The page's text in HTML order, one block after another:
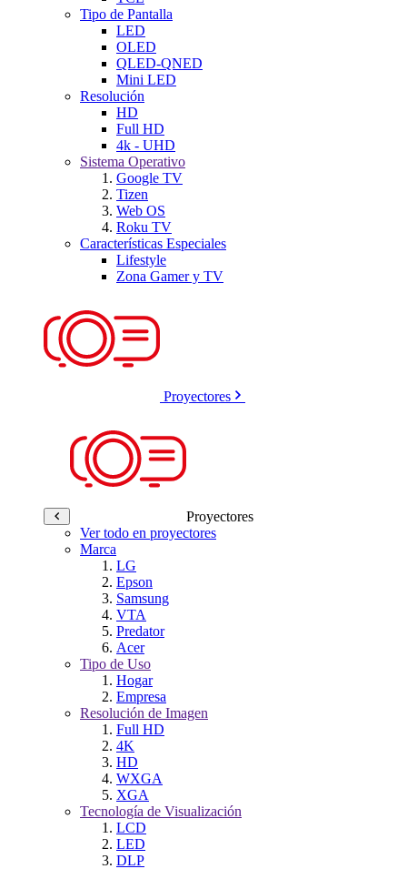
Tipo de Pantalla
LED
OLED
QLED-QNED
Mini LED
Resolución
HD
Full HD
4k - UHD
Sistema Operativo
Google TV
Tizen
Web OS
Roku TV
Características Especiales
Lifestyle
Zona Gamer y TV
Proyectores
Proyectores
Ver todo en proyectores
Marca
LG
Epson
Samsung
VTA
Predator
Acer
Tipo de Uso
Hogar
Empresa
Resolución de Imagen
Full HD
4K
HD
WXGA
XGA
Tecnología de Visualización
LCD
LED
DLP